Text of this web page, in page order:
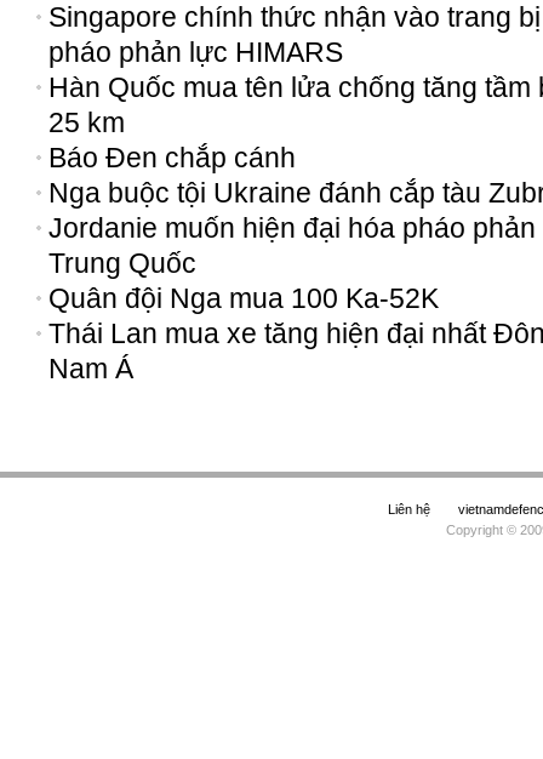
Singapore chính thức nhận vào trang bị
pháo phản lực HIMARS
Hàn Quốc mua tên lửa chống tăng tầm
25 km
Báo Đen chắp cánh
Nga buộc tội Ukraine đánh cắp tàu
Jordanie muốn hiện đại hóa pháo
Trung Quốc
Quân đội Nga mua 100 Ka-52K
Thái Lan mua xe tăng hiện đại nhất
Nam Á
Liên hệ
Copyright ©